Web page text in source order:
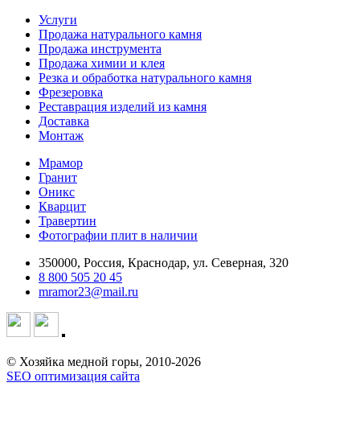
Услуги
Продажа натурального камня
Продажа инструмента
Продажа химии и клея
Резка и обработка натурального камня
Фрезеровка
Реставрация изделий из камня
Доставка
Монтаж
Мрамор
Гранит
Оникс
Кварцит
Травертин
Фотографии плит в наличии
350000, Россия, Краснодар, ул. Северная, 320
8 800 505 20 45
mramor23@mail.ru
© Хозяйка медной горы, 2010-2026
SEO оптимизация сайта